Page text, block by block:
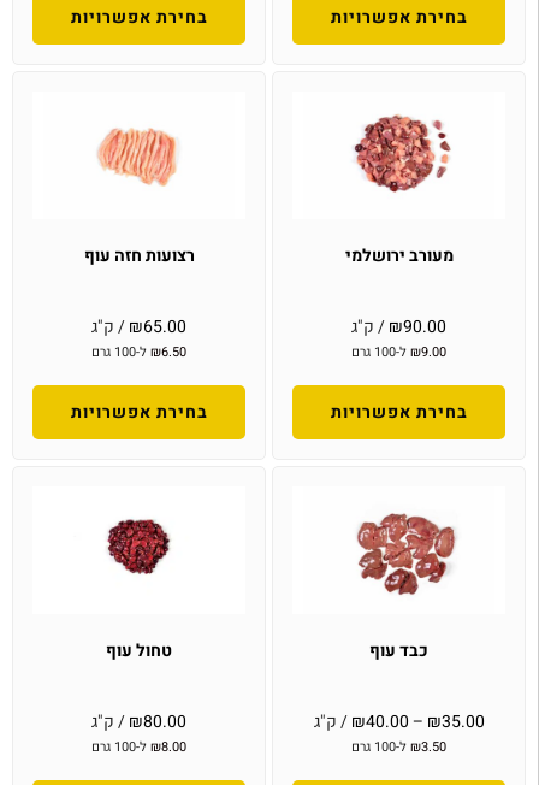
בחירת אפשרויות בחירת אפשרויות
מעורב ירושלמי
₪90.00 / ק"ג
₪9.00 ל-100 גרם
בחירת אפשרויות
רצועות חזה עוף
₪65.00 / ק"ג
₪6.50 ל-100 גרם
בחירת אפשרויות
כבד עוף
₪35.00
–
₪40.00 / ק"ג
₪3.50 ל-100 גרם
טחול עוף
₪80.00 / ק"ג
₪8.00 ל-100 גרם